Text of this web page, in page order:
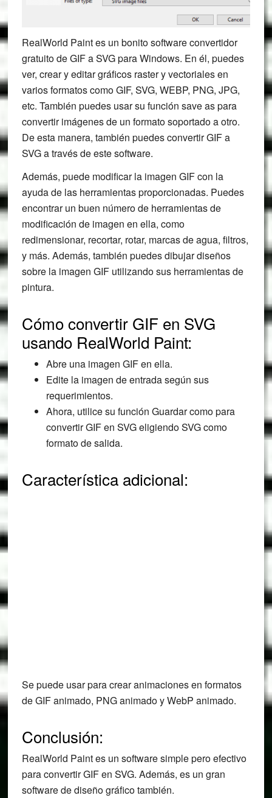
RealWorld Paint es un bonito software convertidor
gratuito de GIF a SVG para Windows. En él, puedes
ver, crear y editar gráficos raster y vectoriales en
varios formatos como GIF, SVG, WEBP, PNG, JPG,
etc. También puedes usar su función save as para
convertir imágenes de un formato soportado a otro.
De esta manera, también puedes convertir GIF a
SVG a través de este software.
Además, puede modificar la imagen GIF con la
ayuda de las herramientas proporcionadas. Puedes
encontrar un buen número de herramientas de
modificación de imagen en ella, como
redimensionar, recortar, rotar, marcas de agua, filtros,
y más. Además, también puedes dibujar diseños
sobre la imagen GIF utilizando sus herramientas de
pintura.
Cómo convertir GIF en SVG
usando RealWorld Paint:
Abre una imagen GIF en ella.
Edite la imagen de entrada según sus
requerimientos.
Ahora, utilice su función Guardar como para
convertir GIF en SVG eligiendo SVG como
formato de salida.
Característica adicional:
Se puede usar para crear animaciones en formatos
de GIF animado, PNG animado y WebP animado.
Conclusión:
RealWorld Paint es un software simple pero efectivo
para convertir GIF en SVG. Además, es un gran
software de diseño gráfico también.